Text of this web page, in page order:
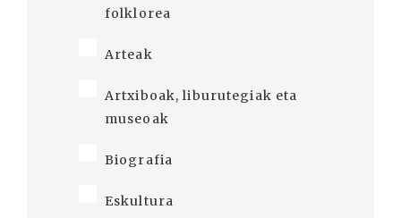
folklorea
Arteak
Artxiboak, liburutegiak eta
museoak
Biografia
Eskultura